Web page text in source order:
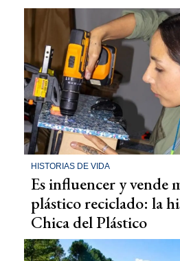
HISTORIAS DE VIDA
Es influencer y vende
plástico reciclado: la
Chica del Plástico